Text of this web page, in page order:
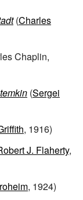
(Charles
Chaplin,
(Sergei
, 1916)
J. Flaherty,
, 1924)